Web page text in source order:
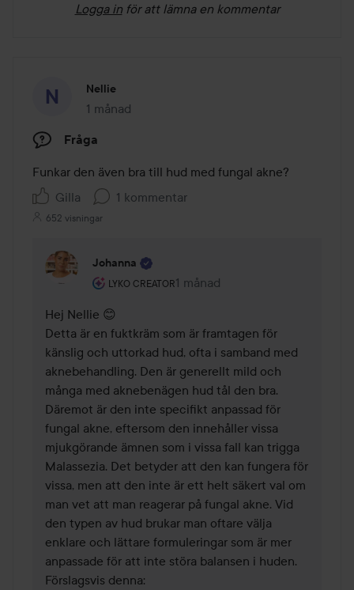
Logga in för att lämna en kommentar
Nellie
1 månad
Inlägget skapades 1 månad
Fråga
Funkar den även bra till hud med fungal akne?
Gilla
1 kommentar
652 visningar
Johanna
LYKO CREATOR
Användarens roll: Lyko Creator.
1 månad
Kommentaren lades 1 månad
Hej Nellie 😊
Detta är en fuktkräm som är framtagen för
känslig och uttorkad hud, ofta i samband med
aknebehandling. Den är generellt mild och
många med aknebenägen hud tål den bra.
Däremot är den inte specifikt anpassad för
fungal akne, eftersom den innehåller vissa
mjukgörande ämnen som i vissa fall kan trigga
Malassezia. Det betyder att den kan fungera för
vissa, men att den inte är ett helt säkert val om
man vet att man reagerar på fungal akne. Vid
den typen av hud brukar man oftare välja
enklare och lättare formuleringar som är mer
anpassade för att inte störa balansen i huden.